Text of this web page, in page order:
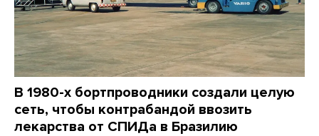
В 1980-х бортпроводники создали целую
сеть, чтобы контрабандой ввозить
лекарства от СПИДа в Бразилию